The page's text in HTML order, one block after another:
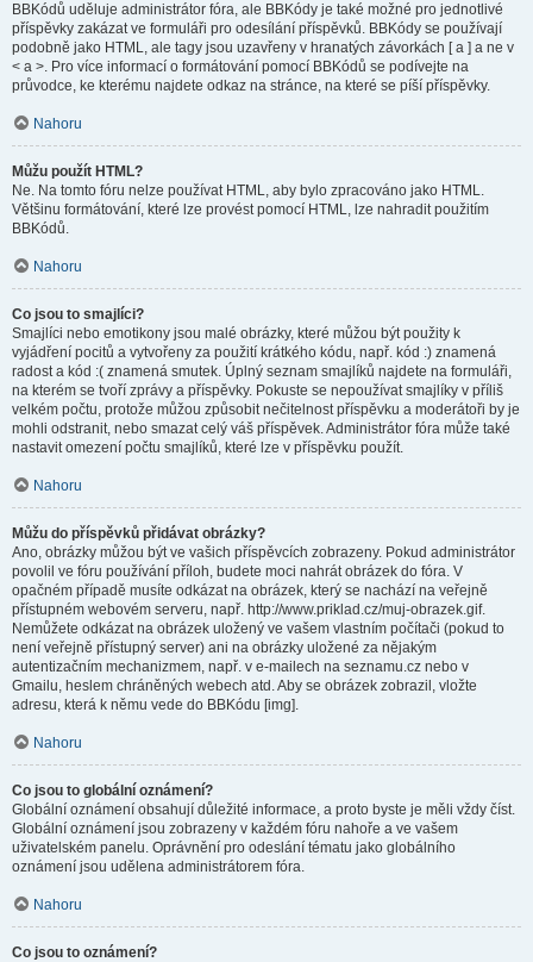
BBKódů uděluje administrátor fóra, ale BBKódy je také možné pro jednotlivé
příspěvky zakázat ve formuláři pro odesílání příspěvků. BBKódy se používají
podobně jako HTML, ale tagy jsou uzavřeny v hranatých závorkách [ a ] a ne v
< a >. Pro více informací o formátování pomocí BBKódů se podívejte na
průvodce, ke kterému najdete odkaz na stránce, na které se píší příspěvky.
Nahoru
Můžu použít HTML?
Ne. Na tomto fóru nelze používat HTML, aby bylo zpracováno jako HTML.
Většinu formátování, které lze provést pomocí HTML, lze nahradit použitím
BBKódů.
Nahoru
Co jsou to smajlíci?
Smajlíci nebo emotikony jsou malé obrázky, které můžou být použity k
vyjádření pocitů a vytvořeny za použití krátkého kódu, např. kód :) znamená
radost a kód :( znamená smutek. Úplný seznam smajlíků najdete na formuláři,
na kterém se tvoří zprávy a příspěvky. Pokuste se nepoužívat smajlíky v příliš
velkém počtu, protože můžou způsobit nečitelnost příspěvku a moderátoři by je
mohli odstranit, nebo smazat celý váš příspěvek. Administrátor fóra může také
nastavit omezení počtu smajlíků, které lze v příspěvku použít.
Nahoru
Můžu do příspěvků přidávat obrázky?
Ano, obrázky můžou být ve vašich příspěvcích zobrazeny. Pokud administrátor
povolil ve fóru používání příloh, budete moci nahrát obrázek do fóra. V
opačném případě musíte odkázat na obrázek, který se nachází na veřejně
přístupném webovém serveru, např. http://www.priklad.cz/muj-obrazek.gif.
Nemůžete odkázat na obrázek uložený ve vašem vlastním počítači (pokud to
není veřejně přístupný server) ani na obrázky uložené za nějakým
autentizačním mechanizmem, např. v e-mailech na seznamu.cz nebo v
Gmailu, heslem chráněných webech atd. Aby se obrázek zobrazil, vložte
adresu, která k němu vede do BBKódu [img].
Nahoru
Co jsou to globální oznámení?
Globální oznámení obsahují důležité informace, a proto byste je měli vždy číst.
Globální oznámení jsou zobrazeny v každém fóru nahoře a ve vašem
uživatelském panelu. Oprávnění pro odeslání tématu jako globálního
oznámení jsou udělena administrátorem fóra.
Nahoru
Co jsou to oznámení?